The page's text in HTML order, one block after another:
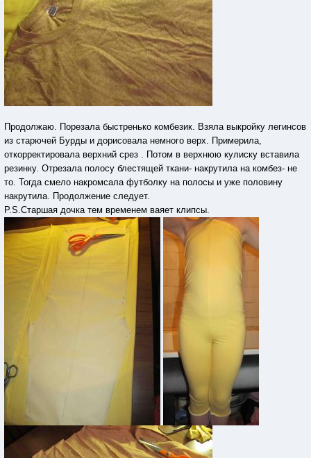
Продолжаю. Порезала быстренько комбезик. Взяла выкройку легинсов
из старючей Бурды и дорисовала немного верх. Примерила,
откорректировала верхний срез . Потом в верхнюю кулиску вставила
резинку. Отрезала полосу блестящей ткани- накрутила на комбез- не
то. Тогда смело накромсала футболку на полосы и уже половину
накрутила. Продолжение следует.
P.S.Старшая дочка тем временем ваяет клипсы.